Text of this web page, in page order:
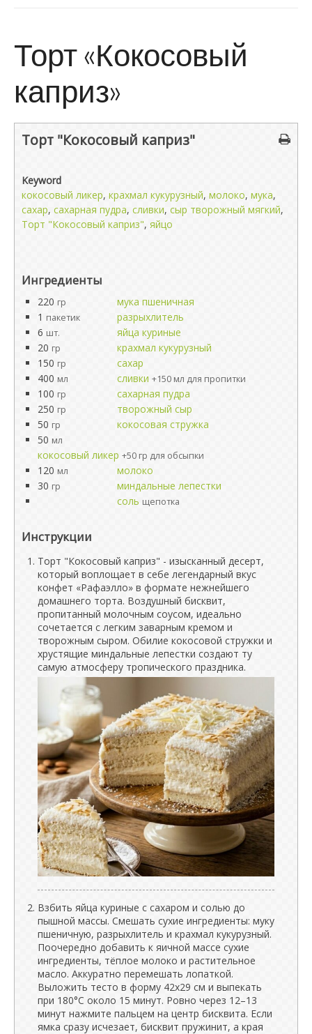
Торт «Кокосовый
каприз»
Торт "Кокосовый каприз"
Keyword
кокосовый ликер, крахмал кукурузный, молоко, мука,
сахар, сахарная пудра, сливки, сыр творожный мягкий,
Торт "Кокосовый каприз", яйцо
Ингредиенты
220 гр
мука пшеничная
1 пакетик
разрыхлитель
6 шт.
яйца куриные
20 гр
крахмал кукурузный
150 гр
сахар
400 мл сливки +150 мл для пропитки
100 гр
сахарная пудра
250 гр
творожный сыр
50 гр
кокосовая стружка
50 мл
кокосовый ликер +50 гр для обсыпки
120 мл
молоко
30 гр
миндальные лепестки
соль щепотка
Инструкции
Торт "Кокосовый каприз" - изысканный десерт,
который воплощает в себе легендарный вкус
конфет «Рафаэлло» в формате нежнейшего
домашнего торта. Воздушный бисквит,
пропитанный молочным соусом, идеально
сочетается с легким заварным кремом и
творожным сыром. Обилие кокосовой стружки и
хрустящие миндальные лепестки создают ту
самую атмосферу тропического праздника.
Взбить яйца куриные с сахаром и солью до
пышной массы. Смешать сухие ингредиенты: муку
пшеничную, разрыхлитель и крахмал кукурузный.
Поочередно добавить к яичной массе сухие
ингредиенты, тёплое молоко и растительное
масло. Аккуратно перемешать лопаткой.
Выложить тесто в форму 42x29 см и выпекать
при 180°C около 15 минут. Ровно через 12–13
минут нажмите пальцем на центр бисквита. Если
ямка сразу исчезает, бисквит пружинит, а края